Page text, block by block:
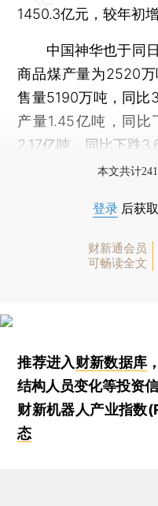
1450.3亿元，较年初增
中国神华也于同日
商品煤产量为2520
售量5190万吨，同比
产量1.45亿吨，同比
2.17亿吨，同比下跌
本文共计
登录 后获
财新通会员
可畅读全文
推荐进入财新数据库
结构人员变化等投资信
财新机器人产业指数
态